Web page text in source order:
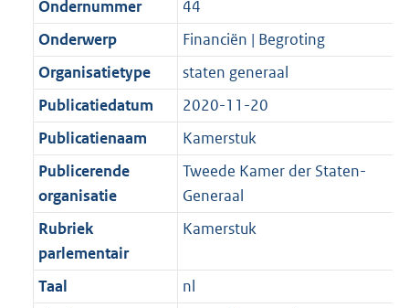
Ondernummer
44
Onderwerp
Financiën | Begroting
Organisatietype
staten generaal
Publicatiedatum
2020-11-20
Publicatienaam
Kamerstuk
Publicerende
organisatie
Tweede Kamer der Staten-
Generaal
Rubriek
parlementair
Kamerstuk
Taal
nl